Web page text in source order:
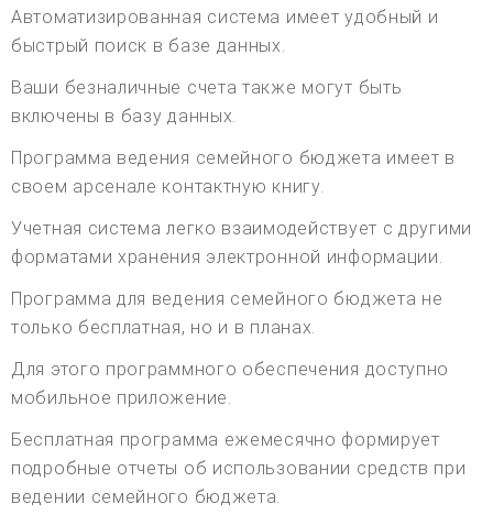
Автоматизированная система имеет удобный и
быстрый поиск в базе данных.
Ваши безналичные счета также могут быть
включены в базу данных.
Программа ведения семейного бюджета имеет в
своем арсенале контактную книгу.
Учетная система легко взаимодействует с другими
форматами хранения электронной информации.
Программа для ведения семейного бюджета не
только бесплатная, но и в планах.
Для этого программного обеспечения доступно
мобильное приложение.
Бесплатная программа ежемесячно формирует
подробные отчеты об использовании средств при
ведении семейного бюджета.